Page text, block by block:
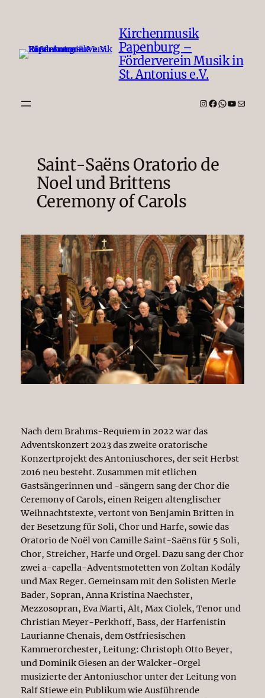
Kirchenmusik
Papenburg –
Förderverein Musik in
St. Antonius e.V.
Instagram
Facebook
WhatsApp
E-Mail
Saint-Saëns Oratorio de
Noel und Brittens
Ceremony of Carols
Nach dem Brahms-Requiem in 2022 war das
Adventskonzert 2023 das zweite oratorische
Konzertprojekt des Antoniuschores, der seit Herbst
2016 neu besteht. Zusammen mit etlichen
Gastsängerinnen und -sängern sang der Chor die
Ceremony of Carols, einen Reigen altenglischer
Weihnachtstexte, vertont von Benjamin Britten in
der Besetzung für Soli, Chor und Harfe, sowie das
Oratorio de Noël von Camille Saint-Saëns für 5 Soli,
Chor, Streicher, Harfe und Orgel. Dazu sang der Chor
zwei a-capella-Adventsmotetten von Zoltan Kodály
und Max Reger. Gemeinsam mit den Solisten Merle
Bader, Sopran, Anna Kristina Naechster,
Mezzosopran, Eva Marti, Alt, Max Ciolek, Tenor und
Christian Meyer-Perkhoff, Bass, der Harfenistin
Laurianne Chenais, dem Ostfriesischen
Kammerorchester, Leitung: Christoph Otto Beyer,
und Dominik Giesen an der Walcker-Orgel
musizierte der Antoniuschor unter der Leitung von
Ralf Stiewe ein Publikum wie Ausführende